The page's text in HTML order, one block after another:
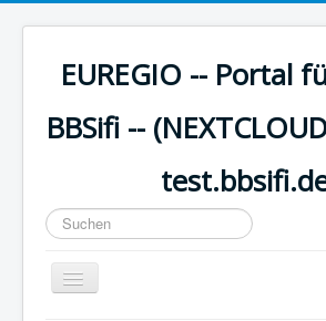
EUREGIO -- Portal
BBSifi --
Suchen
...
Navigation
an/aus